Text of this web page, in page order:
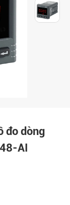
đo dòng
AI